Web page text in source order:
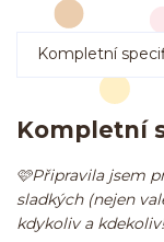
Kompletní
Kompletní
🩷Připravila jsem
sladkých (nejen
kdykoliv a